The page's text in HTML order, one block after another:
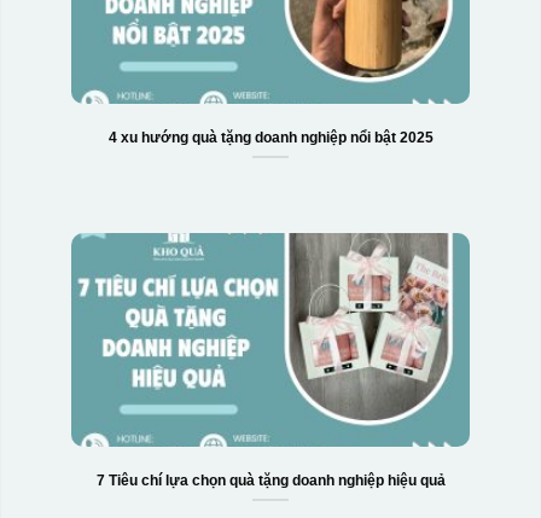
4 xu hướng quà tặng doanh nghiệp nổi bật 2025
7 Tiêu chí lựa chọn quà tặng doanh nghiệp hiệu quả